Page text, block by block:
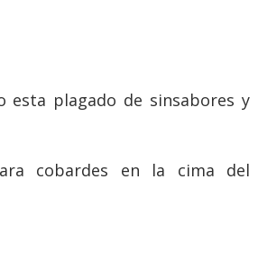
esta plagado de sinsabores y
cobardes en la cima del